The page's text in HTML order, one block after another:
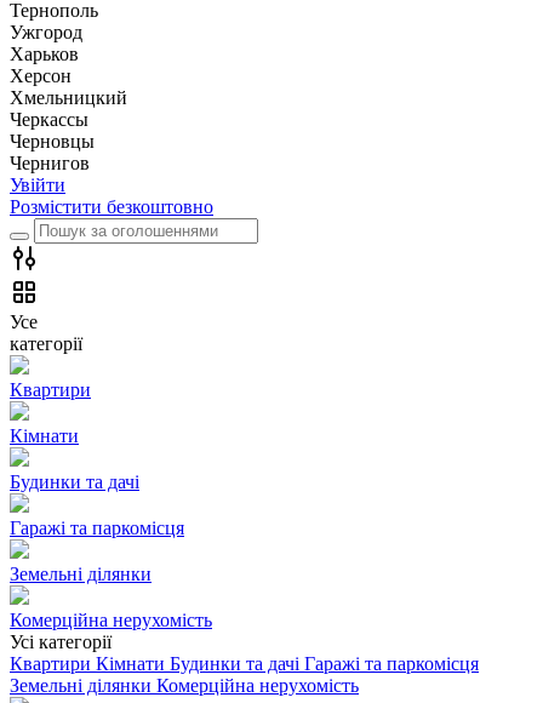
Тернополь
Ужгород
Харьков
Херсон
Хмельницкий
Черкассы
Чернoвцы
Чернигов
Увійти
Розмістити безкоштовно
Усе
категорії
Квартири
Кімнати
Будинки та дачі
Гаражі та паркомісця
Земельні ділянки
Комерційна нерухомість
Усі категорії
Квартири Кімнати Будинки та дачі Гаражі та паркомісця
Земельні ділянки Комерційна нерухомість